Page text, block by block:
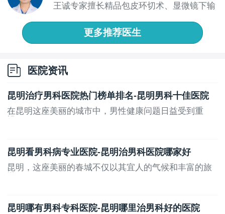
王诚专家擅长精品包皮环切术、显微镜下输
更多推荐医生
医院资讯
昆明治疗男科医院热门榜单排名-昆明男科十佳医院
在昆明这座美丽的城市中，男性健康问题日益受到重
昆明看男科病专业医院-昆明治男科医院哪家好
昆明，这座美丽的春城不仅以其宜人的气候和丰富的旅
昆明哪有男科专科医院-昆明哪里治男科好的医院